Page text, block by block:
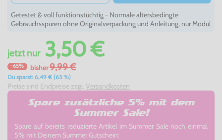
Getestet & voll funktionstüchtig - Normale altersbedingte
Gebrauchsspuren ohne Originalverpackung und Anleitung, nur Modul
jetztnur3,50 €
-65% bisher9,99 €
Du sparst: 6,49 € (65 %)
Preise sind Endpreise zzgl. Versandkosten
Spare zusätzliche 5% mit dem
Summer Sale!
Spare auf bereits reduzierte Artikel im Summer Sale noch einmal
5% mit Deinem Summer Gutschein: